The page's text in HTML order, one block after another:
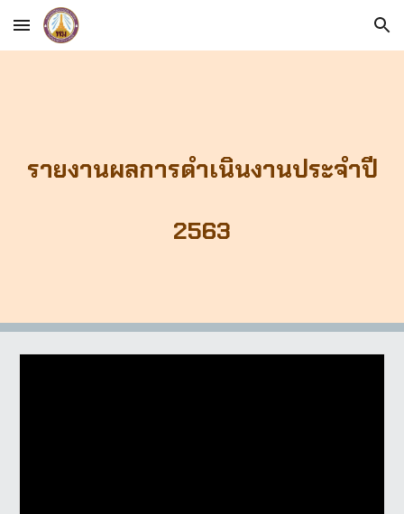
Skip to main content Skip to navigation
รายงานผลการดำเนินงานประจำปี
2563